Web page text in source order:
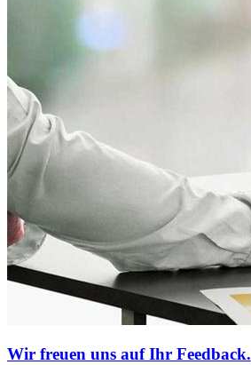
Wir freuen uns auf Ihr Feedback.